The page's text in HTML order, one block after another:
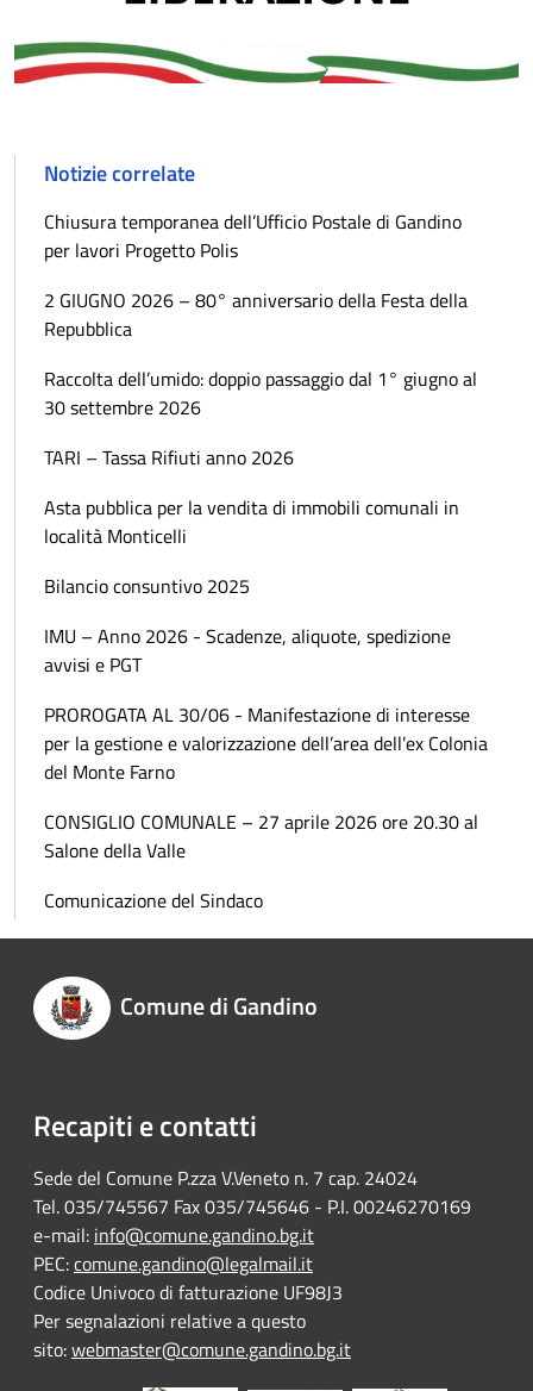
Notizie correlate
Chiusura temporanea dell’Ufficio Postale di Gandino
per lavori Progetto Polis
2 GIUGNO 2026 – 80° anniversario della Festa della
Repubblica
Raccolta dell’umido: doppio passaggio dal 1° giugno al
30 settembre 2026
TARI – Tassa Rifiuti anno 2026
Asta pubblica per la vendita di immobili comunali in
località Monticelli
Bilancio consuntivo 2025
IMU – Anno 2026 - Scadenze, aliquote, spedizione
avvisi e PGT
PROROGATA AL 30/06 - Manifestazione di interesse
per la gestione e valorizzazione dell’area dell’ex Colonia
del Monte Farno
CONSIGLIO COMUNALE – 27 aprile 2026 ore 20.30 al
Salone della Valle
Comunicazione del Sindaco
Comune di Gandino
Recapiti e contatti
Sede del Comune P.zza V.Veneto n. 7 cap. 24024
Tel. 035/745567 Fax 035/745646 - P.I. 00246270169
e-mail: info@comune.gandino.bg.it
PEC:comune.gandino@legalmail.it
Codice Univoco di fatturazione UF98J3
Per segnalazioni relative a questo
sito:webmaster@comune.gandino.bg.it